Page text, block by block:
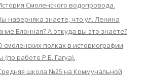
Смоленского водопровода.
наверняка знаете, что ул. Ленина
Блонная? А откуда вы это знаете?
смоленских полках в историографии
работе Р.Б. Гагуа).
школа №25 на Коммунальной